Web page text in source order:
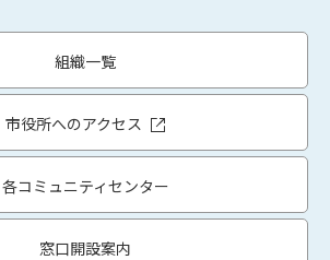
組織一覧
市役所へのアクセス
各コミュニティセンター
窓口開設案内